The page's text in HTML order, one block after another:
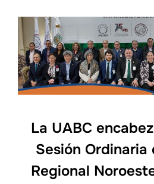
La UABC
Sesión Ordinaria
Regional